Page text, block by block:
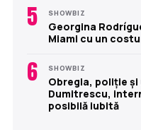
5 SHOWBIZ
Georgina
Miami cu un
6 SHOWBIZ
Obregia, poliție
Dumitrescu,
posibilă iubită